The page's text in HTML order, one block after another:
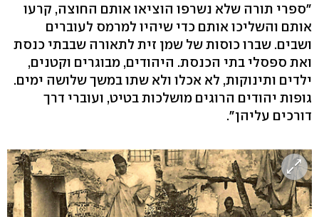
"ספרי תורה שלא נשרפו הוציאו אותם החוצה, קרעו
אותם והשליכו אותם כדי שיהיו למרמס לעוברים
ושבים. שברו כוסות של שמן זית לתאורה שבבתי כנסת
ואת ספסלי בתי הכנסת. היהודים, מבוגרים וקטנים,
ילדים ותינוקות, לא אכלו ולא שתו במשך שלושה ימים.
גופות יהודים הרוגים מושלכות בטיט, ועוברי דרך
דורכים עליהן".